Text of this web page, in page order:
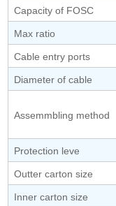
Capacity of FOSC
Max ratio
Cable entry ports
Diameter of cable
Assemmbling method
Protection leve
Outter carton size
Inner carton size